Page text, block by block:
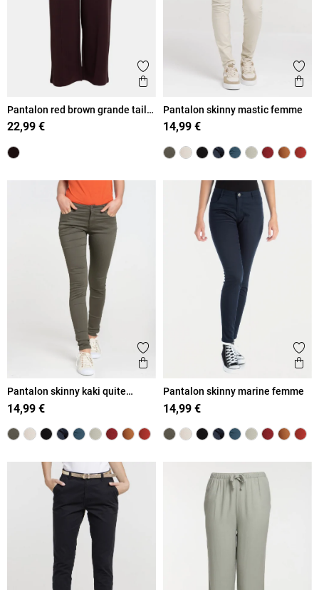
Ajouter aux favoris
Aperçu rapide
Pantalon red brown grande taille
femme
22,99 €
Pantalon skinny mastic femme
14,99 €
Ajouter aux favoris
Aperçu rapide
Pantalon skinny kaki quite
femme
14,99 €
Pantalon skinny marine femme
14,99 €